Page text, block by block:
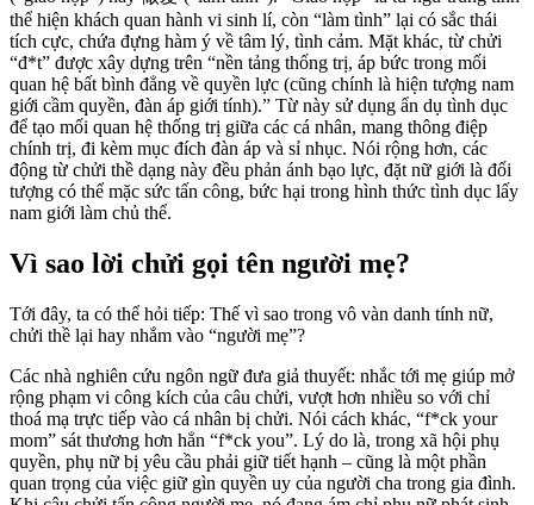
thể hiện khách quan hành vi sinh lí, còn “làm tình” lại có sắc thái
tích cực, chứa đựng hàm ý về tâm lý, tình cảm. Mặt khác, từ chửi
“đ*t” được xây dựng trên “nền tảng thống trị, áp bức trong mối
quan hệ bất bình đẳng về quyền lực (cũng chính là hiện tượng nam
giới cầm quyền, đàn áp giới tính).” Từ này sử dụng ẩn dụ tình dục
để tạo mối quan hệ thống trị giữa các cá nhân, mang thông điệp
chính trị, đi kèm mục đích đàn áp và sỉ nhục. Nói rộng hơn, các
động từ chửi thề dạng này đều phản ánh bạo lực, đặt nữ giới là đối
tượng có thể mặc sức tấn công, bức hại trong hình thức tình dục lấy
nam giới làm chủ thể.
Vì sao lời chửi gọi tên người mẹ?
Tới đây, ta có thể hỏi tiếp: Thế vì sao trong vô vàn danh tính nữ,
chửi thề lại hay nhắm vào “người mẹ”?
Các nhà nghiên cứu ngôn ngữ đưa giả thuyết: nhắc tới mẹ giúp mở
rộng phạm vi công kích của câu chửi, vượt hơn nhiều so với chỉ
thoá mạ trực tiếp vào cá nhân bị chửi. Nói cách khác, “f*ck your
mom” sát thương hơn hẳn “f*ck you”. Lý do là, trong xã hội phụ
quyền, phụ nữ bị yêu cầu phải giữ tiết hạnh – cũng là một phần
quan trọng của việc giữ gìn quyền uy của người cha trong gia đình.